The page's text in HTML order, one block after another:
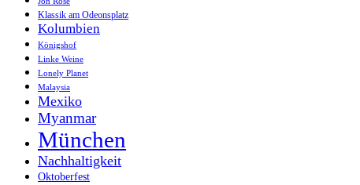
Klassik am Odeonsplatz
Kolumbien
Königshof
Linke Weine
Lonely Planet
Malaysia
Mexiko
Myanmar
München
Nachhaltigkeit
Oktoberfest